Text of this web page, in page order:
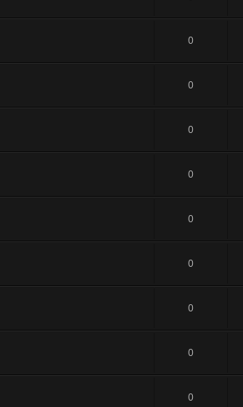
0
0
0
0
0
0
0
0
0